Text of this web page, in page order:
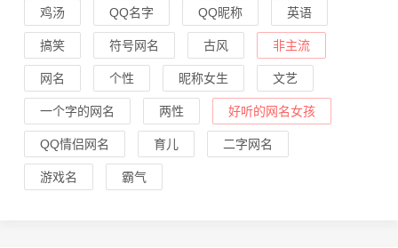
鸡汤 QQ名字 QQ昵称 英语
搞笑 符号网名 古风 非主流
网名 个性 昵称女生 文艺
一个字的网名 两性 好听的网名女孩
QQ情侣网名 育儿 二字网名
游戏名 霸气